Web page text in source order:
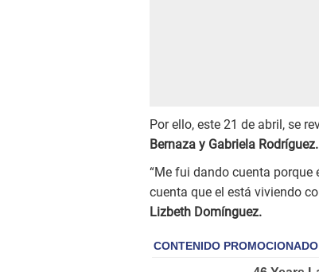
Por ello, este 21 de abril, se
Bernaza y Gabriela Rodríguez.
“Me fui dando cuenta porque
cuenta que el está viviendo
Lizbeth Domínguez.